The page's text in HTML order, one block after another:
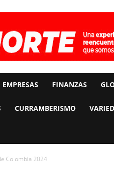
EMPRESAS FINANZAS
CURRAMBERISMO
Colombia 2024